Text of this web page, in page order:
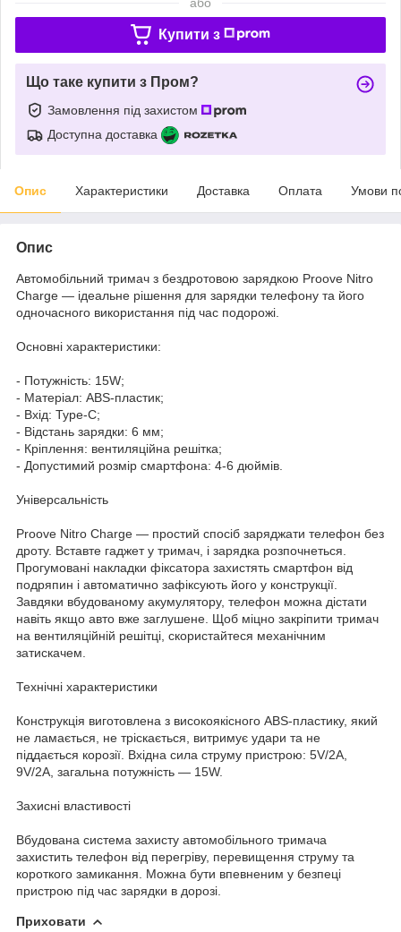
Купити з
Що таке купити з Пром?
Замовлення під захистом
Доступна доставка
Опис Характеристики Доставка Оплата Умови
Опис
Автомобільний тримач з бездротовою зарядкою Proove Nitro
Charge — ідеальне рішення для зарядки телефону та його
одночасного використання під час подорожі.
Основні характеристики:
- Потужність: 15W;
- Матеріал: ABS-пластик;
- Вхід: Type-C;
- Відстань зарядки: 6 мм;
- Кріплення: вентиляційна решітка;
- Допустимий розмір смартфона: 4-6 дюймів.
Універсальність
Proove Nitro Charge — простий спосіб заряджати телефон без
дроту. Вставте гаджет у тримач, і зарядка розпочнеться.
Прогумовані накладки фіксатора захистять смартфон від
подряпин і автоматично зафіксують його у конструкції.
Завдяки вбудованому акумулятору, телефон можна дістати
навіть якщо авто вже заглушене. Щоб міцно закріпити тримач
на вентиляційній решітці, скористайтеся механічним
затискачем.
Технічні характеристики
Конструкція виготовлена з високоякісного ABS-пластику, який
не ламається, не тріскається, витримує удари та не
піддається корозії. Вхідна сила струму пристрою: 5V/2A,
9V/2A, загальна потужність — 15W.
Захисні властивості
Вбудована система захисту автомобільного тримача
захистить телефон від перегріву, перевищення струму та
короткого замикання. Можна бути впевненим у безпеці
пристрою під час зарядки в дорозі.
Приховати